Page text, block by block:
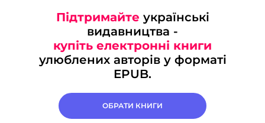
Підтримайте українські
видавництва -
купіть електронні книги
улюблених авторів у форматі
EPUB.
ОБРАТИ КНИГИ